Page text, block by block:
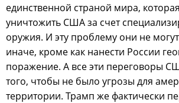
единственной страной мира,
уничтожить США за счет
оружия. И эту проблему они не
иначе, кроме как нанести России
поражение. А все эти переговоры
того, чтобы не было угрозы для
территории. Трамп же фактически